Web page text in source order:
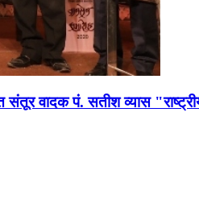
संतूर वादक पं. सतीश व्यास